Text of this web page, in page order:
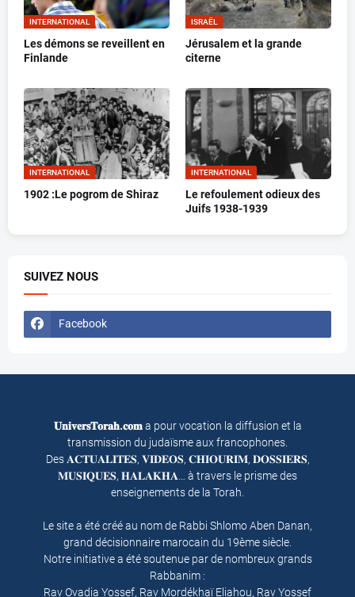
INTERNATIONAL
Les démons se reveillent en
Finlande
ISRAËL
Jérusalem et la grande
citerne
INTERNATIONAL
1902 :Le pogrom de Shiraz
INTERNATIONAL
Le refoulement odieux des
Juifs 1938-1939
SUIVEZ NOUS
Facebook
𝐔𝐧𝐢𝐯𝐞𝐫𝐬𝐓𝐨𝐫𝐚𝐡.𝐜𝐨𝐦a pour vocation la diffusion et la
transmission du judaïsme aux francophones.
Des 𝐀𝐂𝐓𝐔𝐀𝐋𝐈𝐓𝐄𝐒, 𝐕𝐈𝐃𝐄𝐎𝐒, 𝐂𝐇𝐈𝐎𝐔𝐑𝐈𝐌, 𝐃𝐎𝐒𝐒𝐈𝐄𝐑𝐒,
𝐌𝐔𝐒𝐈𝐐𝐔𝐄𝐒, 𝐇𝐀𝐋𝐀𝐊𝐇𝐀… à travers le prisme des
enseignements de la Torah.
Le site a été créé au nom de Rabbi Shlomo Aben Danan,
grand décisionnaire marocain du 19ème siècle.
Notre initiative a été soutenue par de nombreux grands
Rabbanim :
Rav Ovadia Yossef, Rav Mordékhaï Eliahou, Rav Yossef